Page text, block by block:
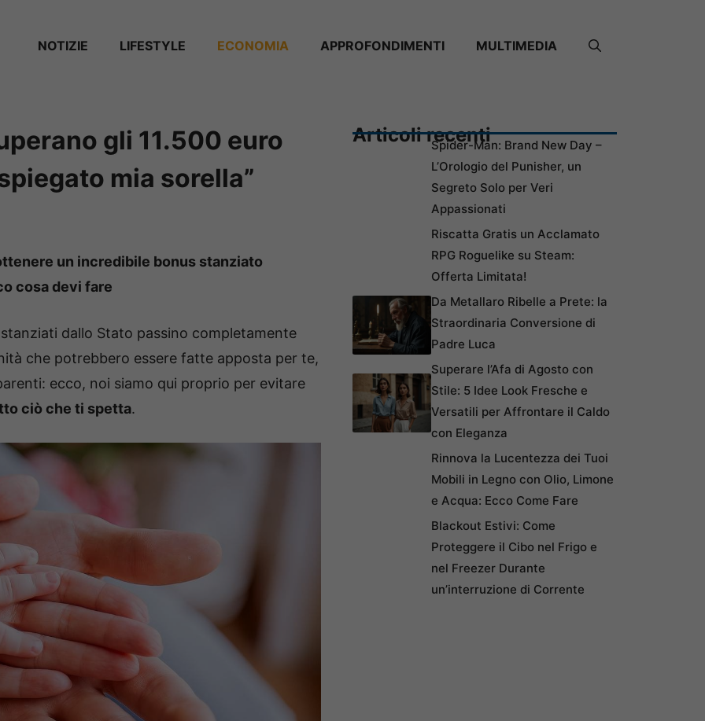
NOTIZIE ⁠⁠LIFESTYLE ECONOMIA APPROFONDIMENTI MULTIMEDIA
gli 11.500 euro
mia sorella”
un incredibile bonus stanziato
cosa devi fare
dallo Stato passino completamente
che potrebbero essere fatte apposta per te,
ecco, noi siamo qui proprio per evitare
ciò che ti spetta.
Articoli recentiSpider-Man: Brand New Day –
L’Orologio del Punisher, un
Segreto Solo per Veri
Appassionati
Riscatta Gratis un Acclamato
RPG Roguelike su Steam:
Offerta Limitata!
Da Metallaro Ribelle a Prete: la
Straordinaria Conversione di
Padre Luca
Superare l’Afa di Agosto con
Stile: 5 Idee Look Fresche e
Versatili per Affrontare il Caldo
con Eleganza
Rinnova la Lucentezza dei Tuoi
Mobili in Legno con Olio, Limone
e Acqua: Ecco Come Fare
Blackout Estivi: Come
Proteggere il Cibo nel Frigo e
nel Freezer Durante
un’interruzione di Corrente